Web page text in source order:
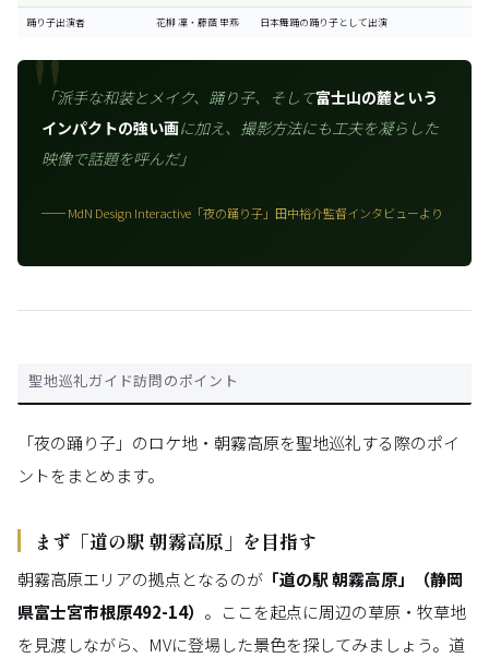
踊り子出演者 花柳 凜・藤蔭 里燕 日本舞踊の踊り子として出演
「派手な和装とメイク、踊り子、そして富士山の麓という
インパクトの強い画に加え、撮影方法にも工夫を凝らした
映像で話題を呼んだ」
── MdN Design Interactive「夜の踊り子」田中裕介監督インタビューより
聖地巡礼ガイド訪問のポイント
「夜の踊り子」のロケ地・朝霧高原を聖地巡礼する際のポイ
ントをまとめます。
まず「道の駅 朝霧高原」を目指す
朝霧高原エリアの拠点となるのが 「道の駅 朝霧高原」（静岡
県富士宮市根原492-14） 。ここを起点に周辺の草原・牧草地
を見渡しながら、MVに登場した景色を探してみましょう。道